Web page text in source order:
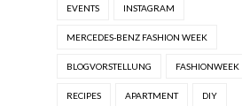
EVENTS INSTAGRAM
MERCEDES-BENZ FASHION WEEK
BLOGVORSTELLUNG FASHIONWEEK
RECIPES APARTMENT DIY